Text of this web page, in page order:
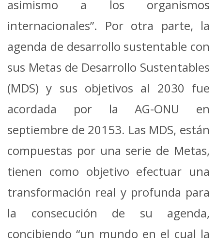
asimismo a los organismos
internacionales”. Por otra parte, la
agenda de desarrollo sustentable con
sus Metas de Desarrollo Sustentables
(MDS) y sus objetivos al 2030 fue
acordada por la AG-ONU en
septiembre de 20153. Las MDS, están
compuestas por una serie de Metas,
tienen como objetivo efectuar una
transformación real y profunda para
la consecución de su agenda,
concibiendo “un mundo en el cual la